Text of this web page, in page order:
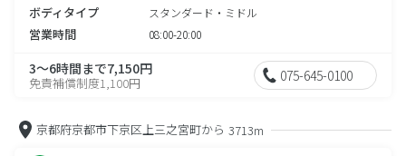
ボディタイプ スタンダード・ミドル
営業時間 08:00-20:00
3～6時間まで7,150円
免責補償制度1,100円 075-645-0100
京都府京都市下京区上三之宮町から 3713m